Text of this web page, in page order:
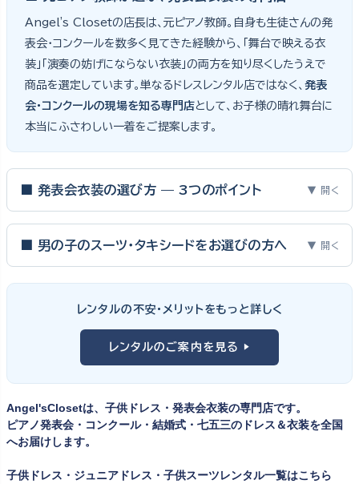
Angel's Closetの店長は、元ピアノ教師。自身も生徒さんの発
表会・コンクールを数多く見てきた経験から、「舞台で映える衣
装」「演奏の妨げにならない衣装」の両方を知り尽くしたうえで
商品を選定しています。単なるドレスレンタル店ではなく、 発表
会・コンクールの現場を知る専門店として、お子様の晴れ舞台に
本当にふさわしい一着をご提案します。
■ 発表会衣装の選び方 — 3つのポイント ▼ 開く
って特別な一日。元ピアノ教師としての経験から、衣装選びで大切
① サイズは"ジャストフィット"を選ぶ
舞台上で最も美しく見えるのは、お子様の体にきちんと合ったサ
イズのドレス・スーツです。「大きめを買って長く着せたい」という
何よりお子様を輝かせます。レンタルなら、その時のジャストサイ
ズを遠慮なく選べるのが最大のメリット。胸囲・身丈の正しい測り
■ 男の子のスーツ・タキシードをお選びの方へ ▼ 開く
向け、スリーピーススーツやベストスタイルは合唱・アンサンブル向
ツ・タキシード一覧
レンタルの不安・メリットをもっと詳しく
レンタルのご案内を見る ▶
Angel'sClosetは、子供ドレス・発表会衣装の専門店です。
ピアノ発表会・コンクール・結婚式・七五三のドレス＆衣装を全国
へお届けします。
子供ドレス・ジュニアドレス・子供スーツレンタル一覧はこちら